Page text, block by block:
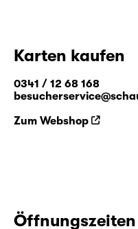
Karten kaufen
0341 / 12 68 168
Zum Webshop